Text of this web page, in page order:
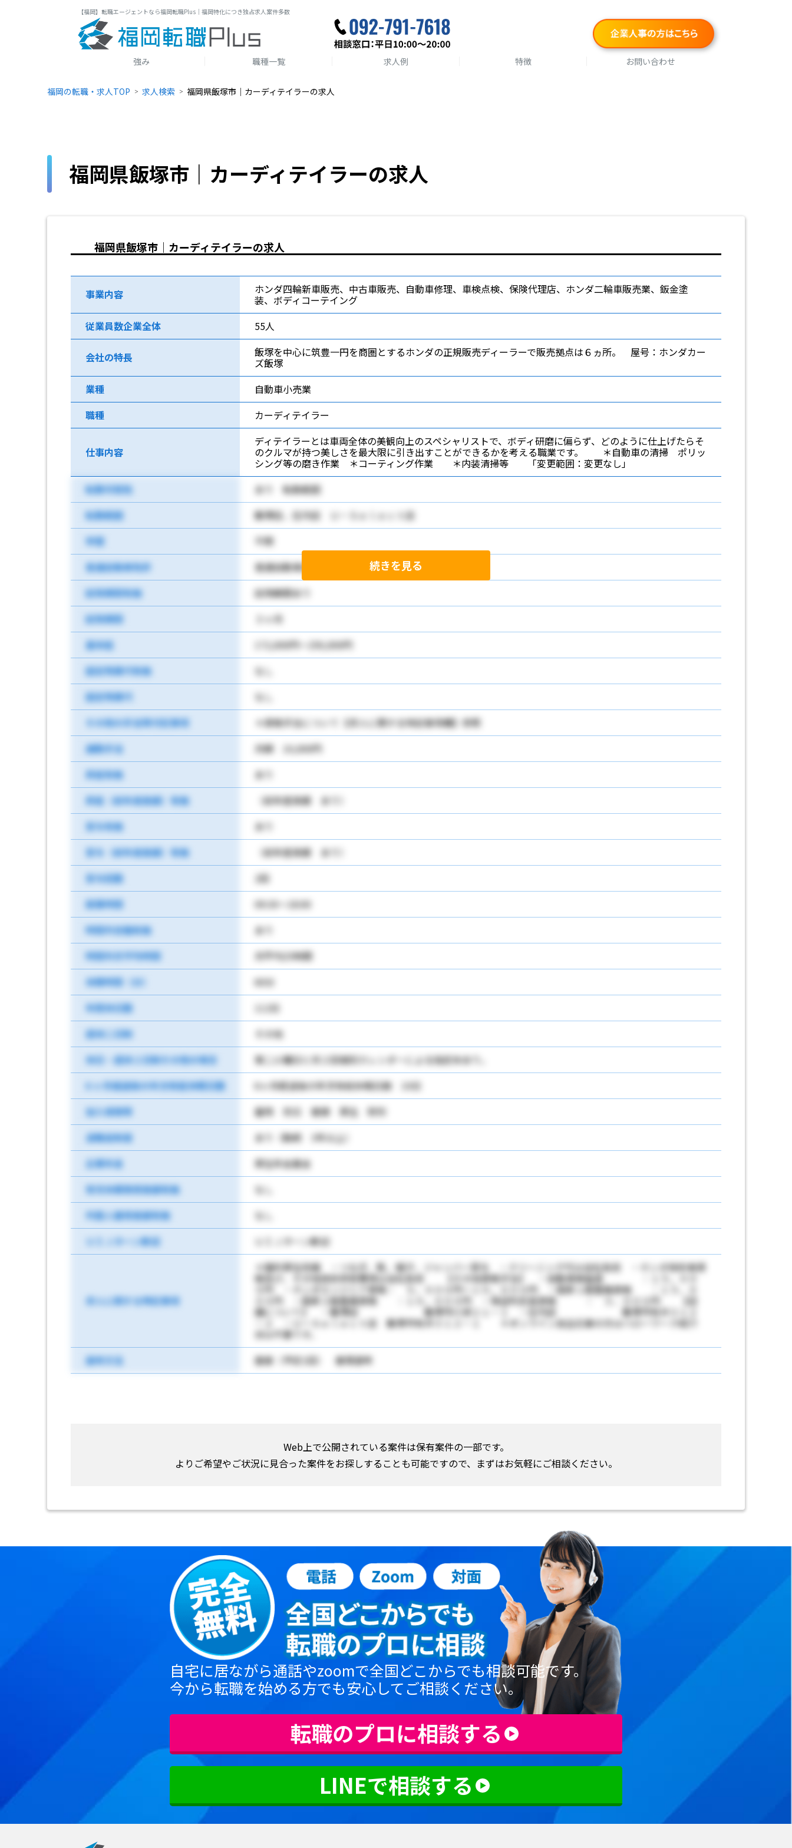
【福岡】転職エージェントなら福岡転職Plus｜福岡特化につき独占求人案件多数
強み 職種一覧 求人例 特徴 お問い合わせ
福岡の転職・求人TOP 求人検索 福岡県飯塚市｜カーディテイラーの求人
福岡県飯塚市｜カーディテイラーの求人
福岡県飯塚市｜カーディテイラーの求人
事業内容 ホンダ四輪新車販売、中古車販売、自動車修理、車検点検、保険代理店、ホンダ二輪車販売業、鈑金塗
装、ボディコーテイング
従業員数企業全体
55人
会社の特長 飯塚を中心に筑豊一円を商圏とするホンダの正規販売ディーラーで販売拠点は６ヵ所。 屋号：ホンダカー
ズ飯塚
業種
自動車小売業
職種
カーディテイラー
仕事内容
ディテイラーとは車両全体の美観向上のスペシャリストで、ボディ研磨に偏らず、どのように仕上げたらそ
のクルマが持つ美しさを最大限に引き出すことができるかを考える職業です。 ＊自動車の清掃 ポリッ
シング等の磨き作業 ＊コーティング作業 ＊内装清掃等 「変更範囲：変更なし」
転勤可能性
あり 転勤範囲
転勤範囲
飯塚店、庄内店 Ｕ－Ｓｅｌｅｃｔ店
学歴
不問
普通自動車免許
普通自動車運転免許 必須
試用期間有無
試用期間あり
試用期間
３ヶ月
基本給
172,000円～250,000円
固定残業代有無
なし
固定残業代
なし
その他の手当等付記事項
＊資格手当について【求人に関する特記事項欄】参照
通勤手当
月額 10,000円
昇給有無
あり
昇給（前年度実績）有無
（前年度実績 あり）
賞与有無
あり
賞与（前年度実績）有無
（前年度実績 あり）
賞与回数
2回
就業時間
09:30～18:00
時間外労働有無
あり
時間外月平均時間
月平均25時間
休憩時間（分）
60分
年間休日数
112日
週休二日制
その他
休日・週休２日制その他の場合
第二火曜日と月２回個別カレンダーによる指定休あり。
6 ヶ月経過後の年次有給休暇日数
6ヶ月経過後の年次有給休暇日数 10日
加入保険等
雇用 労災 健康 厚生 財形
退職金制度
あり（勤続 3年以上）
企業年金
厚生年金基金
育児休業取得実績有無
なし
外国人雇用実績有無
なし
ＵＩＪターン歓迎
ＵＩＪターン歓迎
求人に関する特記事項
＊福利厚生完備 ・つなぎ、靴、帽子、ジャンバー貸与 ・クリーニング代は会社負担 ・ホンダ技術者資
格及び、その他技術研修費用は会社負担 【その他資格手当】 ・自動車検査員 ：１５，００
０円 ・ホンダエンジニア資格： ５，０００円～１０，０００円 ・国家１級整備資格 ：１５，０
００円 ・国家２級整備資格 ：１０，０００円 ・保証判定員資格 ： ３，０００円 【店
舗について】 ・飯塚店 飯塚市川津２１－１ ・庄内店 飯塚市有井３１２
－２ ・ＵーＳｅｌｅｃｔ店 飯塚市有井３１２－１ ＊オンライン自主応募の方はハローワーク紹介
状は不要です。
選考方法
面接（予定1回） 書類選考
続きを見る
Web上で公開されている案件は保有案件の一部です。
よりご希望やご状況に見合った案件をお探しすることも可能ですので、まずはお気軽にご相談ください。
自宅に居ながら通話やzoomで全国どこからでも相談可能です。
今から転職を始める方でも安心してご相談ください。
転職のプロに相談する
LINEで相談する